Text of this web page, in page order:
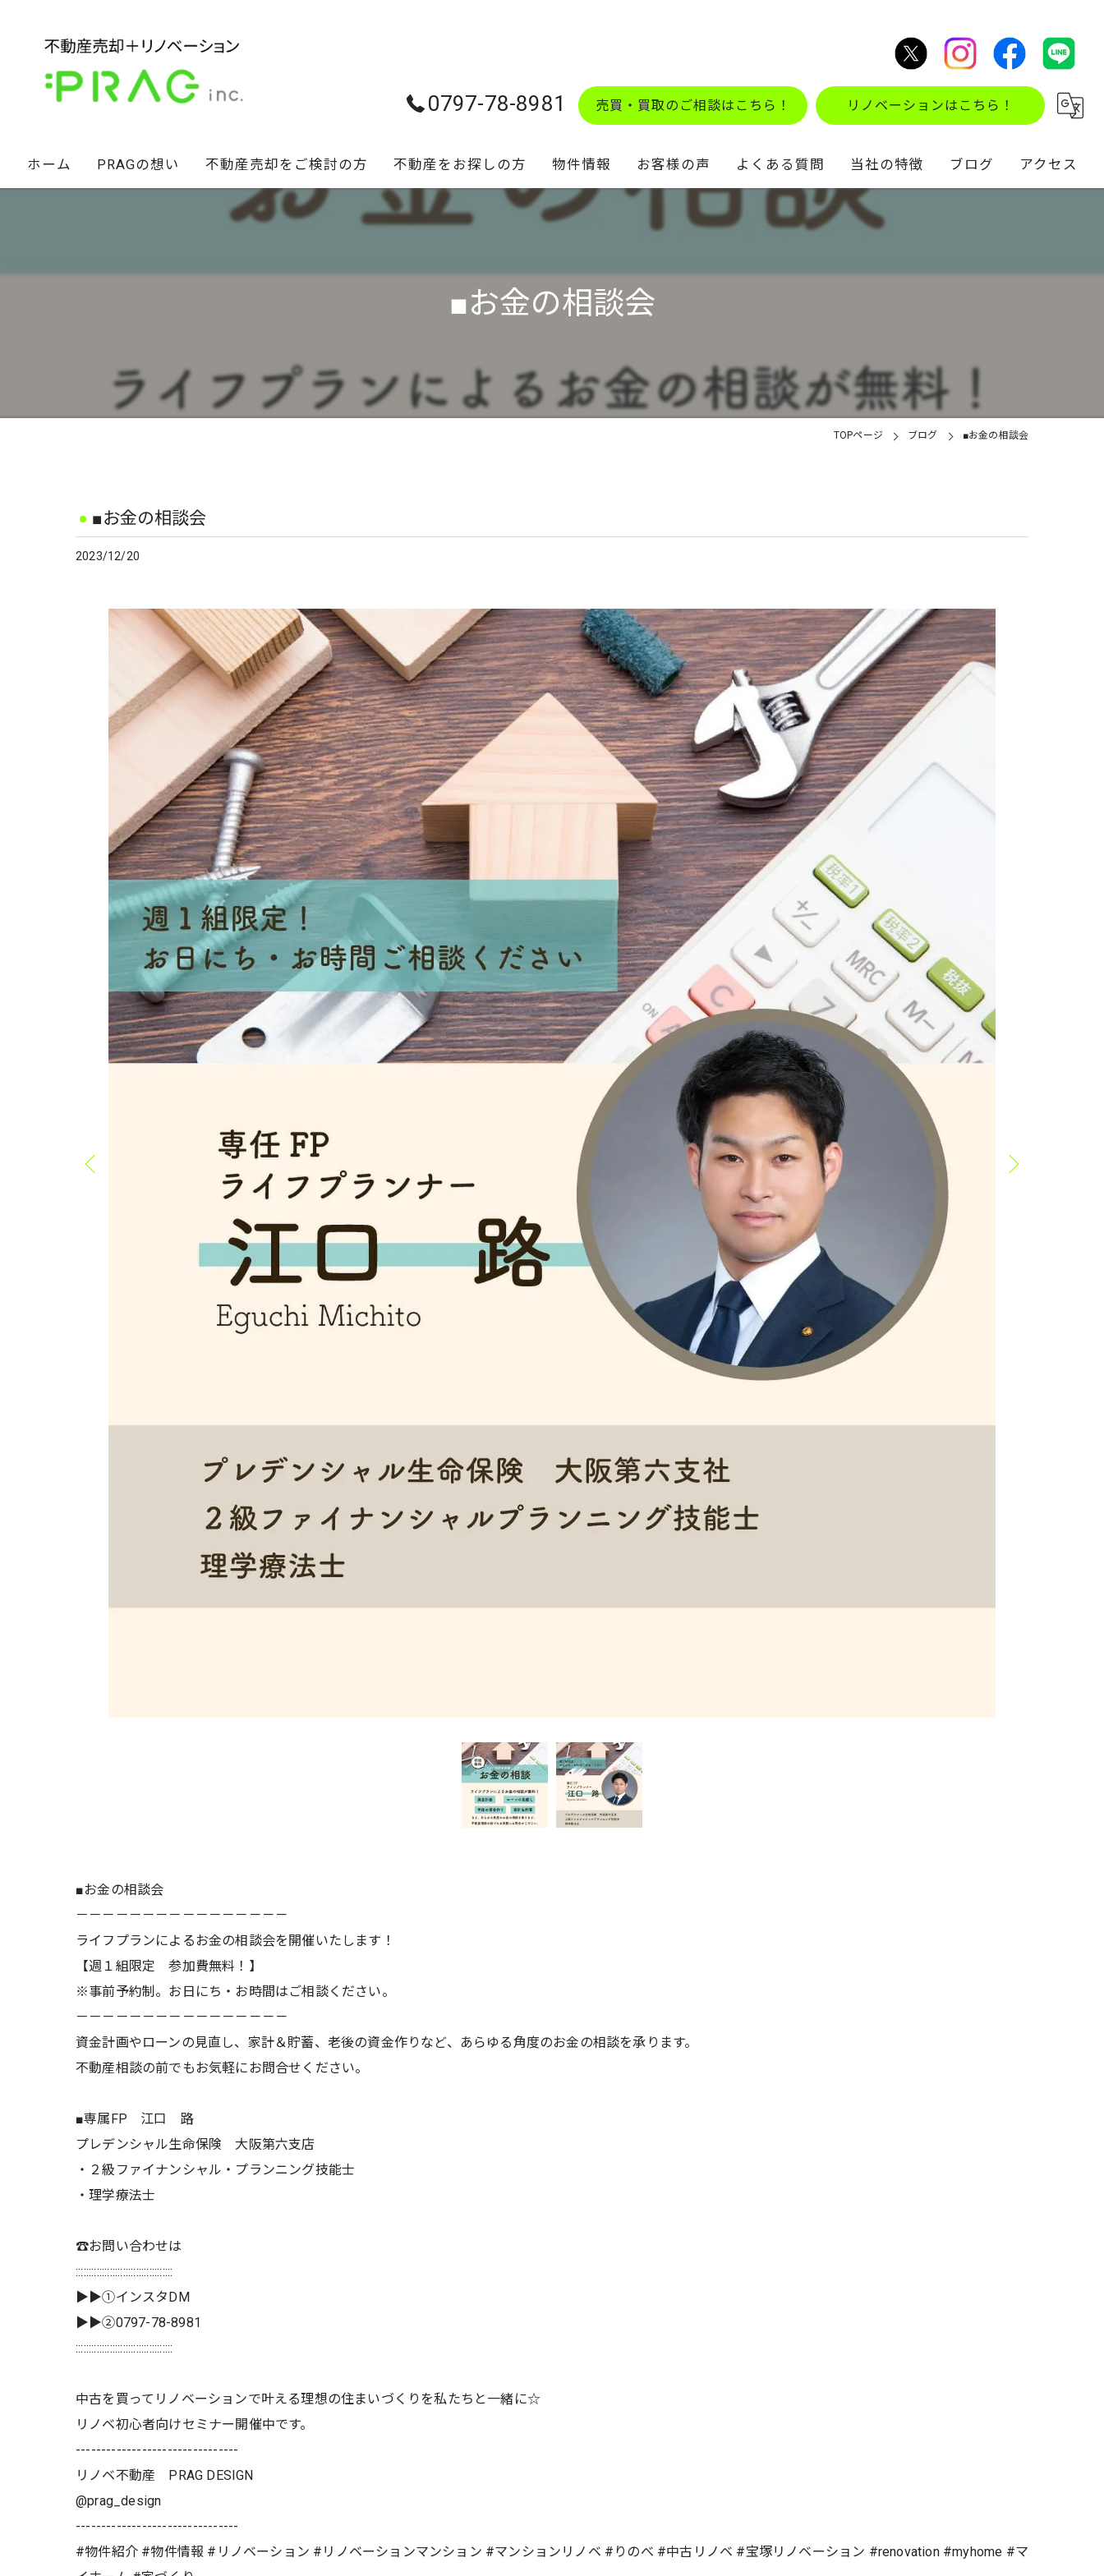
0797-78-8981 売買・買取のご相談はこちら！ リノベーションはこちら！
ホーム PRAGの想い 不動産売却をご検討の方
不動産セカンドオピニオン
不動産をお探しの方 物件情報
学校区マップ
お客様の声 よくある質問 当社の特徴
不動産買取
土地
ブログ アクセス
■お金の相談会
TOPページ ブログ ■お金の相談会
■お金の相談会
2023/12/20
■お金の相談会
－－－－－－－－－－－－－－－－
ライフプランによるお金の相談会を開催いたします！
【週１組限定 参加費無料！】
※事前予約制。お日にち・お時間はご相談ください。
－－－－－－－－－－－－－－－－
資金計画やローンの見直し、家計＆貯蓄、老後の資金作りなど、あらゆる角度のお金の相談を承ります。
不動産相談の前でもお気軽にお問合せください。
■専属FP 江口 路
プレデンシャル生命保険 大阪第六支店
・２級ファイナンシャル・プランニング技能士
・理学療法士
☎️お問い合わせは
:::::::::::::::::::::::::::::::::::::
▶▶①インスタDM
▶▶②0797-78-8981
:::::::::::::::::::::::::::::::::::::
中古を買ってリノベーションで叶える理想の住まいづくりを私たちと一緒に☆
リノベ初心者向けセミナー開催中です。
--------------------------------
リノベ不動産 PRAG DESIGN
@prag_design
--------------------------------
#物件紹介 #物件情報 #リノベーション #リノベーションマンション #マンションリノベ #りのべ #中古リノベ #宝塚リノベーション #renovation #myhome #マ